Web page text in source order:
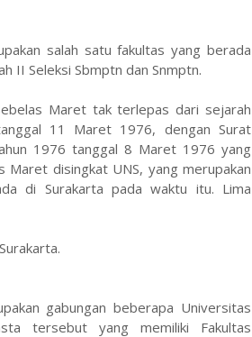
salah satu fakultas yang berada
II Seleksi Sbmptn dan Snmptn.
Maret tak terlepas dari sejarah
11 Maret 1976, dengan Surat
1976 tanggal 8 Maret 1976 yang
Maret disingkat UNS, yang merupakan
di Surakarta pada waktu itu. Lima
gabungan beberapa Universitas
tersebut yang memiliki Fakultas